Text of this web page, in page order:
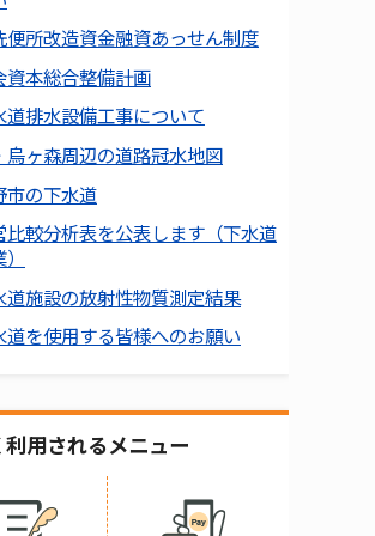
便所改造資金融資あっせん制度
資本総合整備計画
道排水設備工事について
烏ヶ森周辺の道路冠水地図
市の下水道
比較分析表を公表します（下水道
道施設の放射性物質測定結果
道を使用する皆様へのお願い
利用されるメニュー